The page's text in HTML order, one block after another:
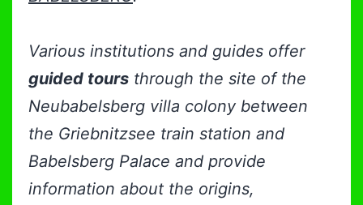
Various institutions and guides offer
guided tours through the site of the
Neubabelsberg villa colony between
the Griebnitzsee train station and
Babelsberg Palace and provide
information about the origins,